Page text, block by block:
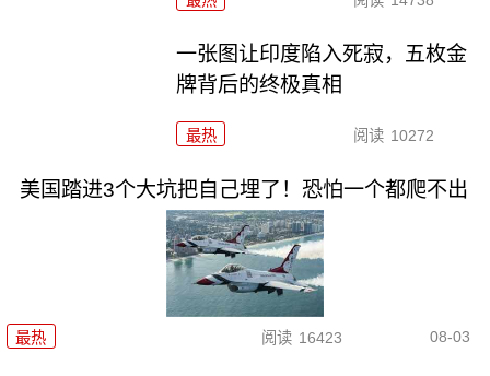
一张图让印度陷入死寂，五枚金
牌背后的终极真相
最热 阅读 10272
美国踏进3个大坑把自己埋了！恐怕一个都爬不出
最热 阅读 16423 08-03